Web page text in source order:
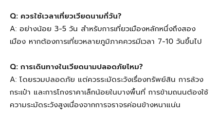
Q: ควรใช้เวลาเที่ยวเวียดนามกี่วัน?
A: อย่างน้อย 3-5 วัน สำหรับการเที่ยวเมืองหลักหนึ่งถึงสอง
เมือง หากต้องการเที่ยวหลายภูมิภาคควรมีเวลา 7-10 วันขึ้นไป
Q: การเดินทางในเวียดนามปลอดภัยไหม?
A: โดยรวมปลอดภัย แต่ควรระมัดระวังเรื่องทรัพย์สิน การล้วง
กระเป๋า และการโกงราคาเล็กน้อยในบางพื้นที่ การข้ามถนนต้องใช้
ความระมัดระวังสูงเนื่องจากการจราจรค่อนข้างหนาแน่น